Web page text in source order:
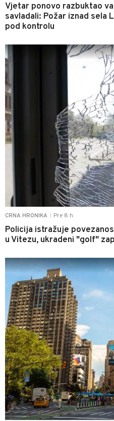
Vjetar ponovo razbuktao
savladali: Požar iznad sela
pod kontrolu
CRNA HRONIKA Pre 8 h
Policija istražuje
u Vitezu, ukradeni "golf"